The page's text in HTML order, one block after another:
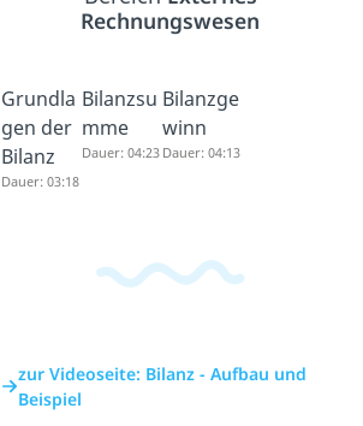
Rechnungswesen
Grundla
gen der
Bilanz
Dauer: 03:18
Bilanzsu
mme
Dauer: 04:23
Bilanzge
winn
Dauer: 04:13
zur Videoseite: Bilanz - Aufbau und
Beispiel